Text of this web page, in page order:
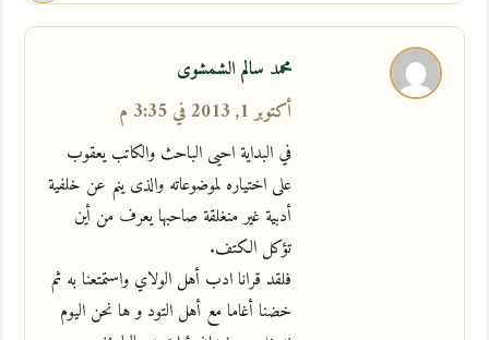
محمد سالم الشمشوى
أكتوبر 1, 2013 في 3:35 م
في البداية احيى الباحث والكاتب يعقوب
على اختياره لموضوعاته والذى ينم عن خلفية
أدبية غير منغلقة صاحبها يعرف من أين
تؤكل الكتف.
فلقد قرانا ادب أهل الولاي واستمتعنا به ثم
خضنا أغاما مع أهل التود و ها نحن اليوم